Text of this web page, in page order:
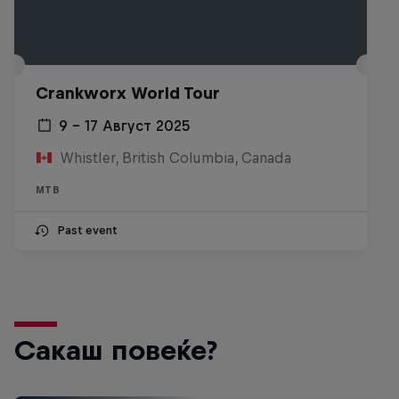
Crankworx World Tour
9 – 17 Август 2025
Whistler, British Columbia, Canada
MTB
Past event
Сакаш повеќе?